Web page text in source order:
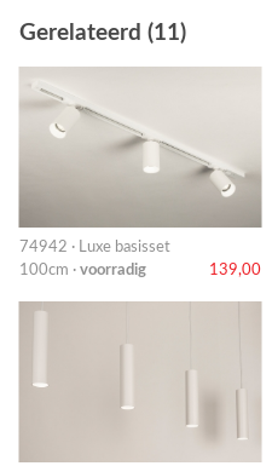
Gerelateerd (11)
74942 · Luxe basisset
100cm · voorradig 139,00